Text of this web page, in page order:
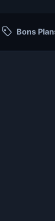
Bons